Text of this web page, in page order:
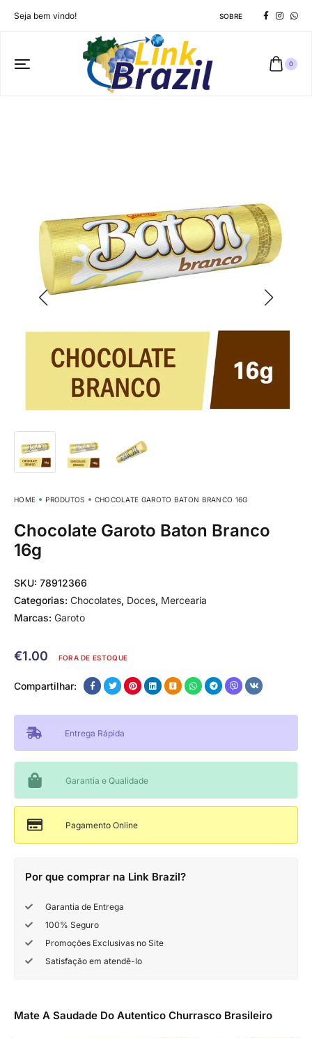
Seja bem vindo! SOBRE
0
HOME PRODUTOS CHOCOLATE GAROTO BATON BRANCO 16G
Chocolate Garoto Baton Branco
16g
SKU: 78912366
Categorias: Chocolates, Doces, Mercearia
Marcas: Garoto
€1.00 FORA DE ESTOQUE
Compartilhar:
Entrega Rápida
Garantia e Qualidade
Pagamento Online
Por que comprar na Link Brazil?
Garantia de Entrega
100% Seguro
Promoções Exclusivas no Site
Satisfação em atendê-lo
Mate A Saudade Do Autentico Churrasco Brasileiro